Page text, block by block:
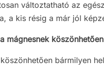
változtatható az
a kis résig a már jól
mágnesnek köszönhetően
bármilyen